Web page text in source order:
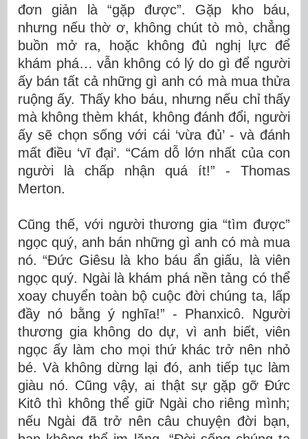
đơn giản là “gặp được”. Gặp kho báu,
nhưng nếu thờ ơ, không chút tò mò, chẳng
buồn mở ra, hoặc không đủ nghị lực để
khám phá… vẫn không có lý do gì để người
ấy bán tất cả những gì anh có mà mua thửa
ruộng ấy. Thấy kho báu, nhưng nếu chỉ thấy
mà không thèm khát, không đánh đổi, người
ấy sẽ chọn sống với cái ‘vừa đủ’ - và đánh
mất điều ‘vĩ đại’. “Cám dỗ lớn nhất của con
người là chấp nhận quá ít!” - Thomas
Merton.
Cũng thế, với người thương gia “tìm được”
ngọc quý, anh bán những gì anh có mà mua
nó. “Đức Giêsu là kho báu ẩn giấu, là viên
ngọc quý. Ngài là khám phá nền tảng có thể
xoay chuyển toàn bộ cuộc đời chúng ta, lấp
đầy nó bằng ý nghĩa!” - Phanxicô. Người
thương gia không do dự, vì anh biết, viên
ngọc ấy làm cho mọi thứ khác trở nên nhỏ
bé. Và không dừng lại đó, anh tiếp tục làm
giàu nó. Cũng vậy, ai thật sự gặp gỡ Đức
Kitô thì không thể giữ Ngài cho riêng mình;
nếu Ngài đã trở nên câu chuyện đời bạn,